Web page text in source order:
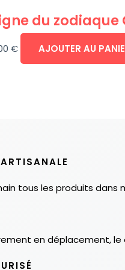
du zodiaque
€ AJOUTER AU
tous les produits dans
en déplacement,